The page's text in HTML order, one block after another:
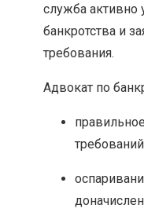
служба активно
банкротства и
требования.
Адвокат по